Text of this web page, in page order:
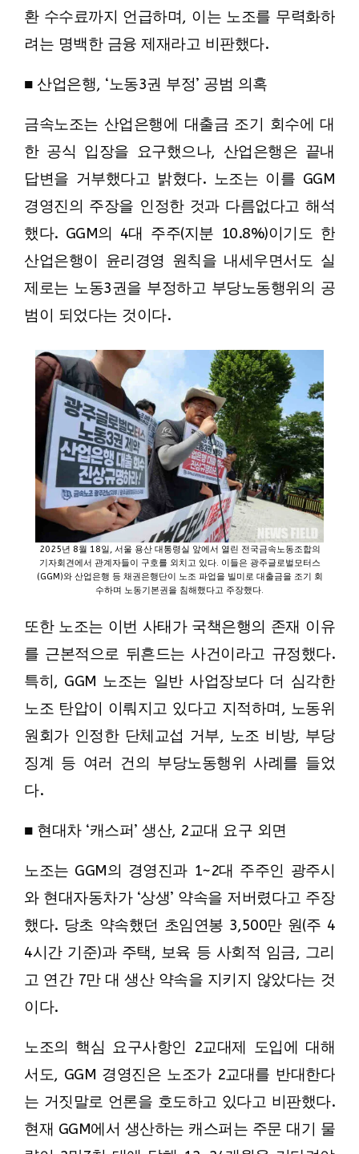
환 수수료까지 언급하며, 이는 노조를 무력화하
려는 명백한 금융 제재라고 비판했다.
■ 산업은행, ‘노동3권 부정’ 공범 의혹
금속노조는 산업은행에 대출금 조기 회수에 대
한 공식 입장을 요구했으나, 산업은행은 끝내
답변을 거부했다고 밝혔다. 노조는 이를 GGM
경영진의 주장을 인정한 것과 다름없다고 해석
했다. GGM의 4대 주주(지분 10.8%)이기도 한
산업은행이 윤리경영 원칙을 내세우면서도 실
제로는 노동3권을 부정하고 부당노동행위의 공
범이 되었다는 것이다.
2025년 8월 18일, 서울 용산 대통령실 앞에서 열린 전국금속노동조합의
기자회견에서 관계자들이 구호를 외치고 있다. 이들은 광주글로벌모터스
(GGM)와 산업은행 등 채권은행단이 노조 파업을 빌미로 대출금을 조기 회
수하며 노동기본권을 침해했다고 주장했다.
또한 노조는 이번 사태가 국책은행의 존재 이유
를 근본적으로 뒤흔드는 사건이라고 규정했다.
특히, GGM 노조는 일반 사업장보다 더 심각한
노조 탄압이 이뤄지고 있다고 지적하며, 노동위
원회가 인정한 단체교섭 거부, 노조 비방, 부당
징계 등 여러 건의 부당노동행위 사례를 들었
다.
■ 현대차 ‘캐스퍼’ 생산, 2교대 요구 외면
노조는 GGM의 경영진과 1~2대 주주인 광주시
와 현대자동차가 ‘상생’ 약속을 저버렸다고 주장
했다. 당초 약속했던 초임연봉 3,500만 원(주 4
4시간 기준)과 주택, 보육 등 사회적 임금, 그리
고 연간 7만 대 생산 약속을 지키지 않았다는 것
이다.
노조의 핵심 요구사항인 2교대제 도입에 대해
서도, GGM 경영진은 노조가 2교대를 반대한다
는 거짓말로 언론을 호도하고 있다고 비판했다.
현재 GGM에서 생산하는 캐스퍼는 주문 대기 물